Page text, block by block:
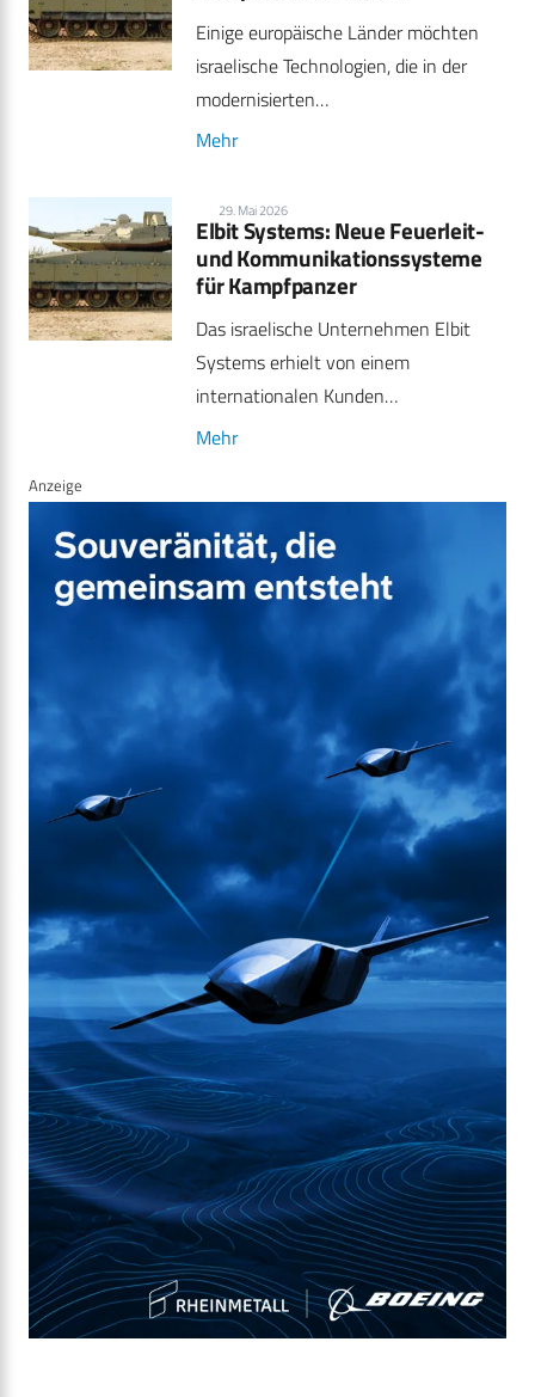
Einige europäische Länder möchten
israelische Technologien, die in der
modernisierten…
Mehr
29. Mai 2026
Elbit Systems: Neue Feuerleit-
und Kommunikationssysteme
für Kampfpanzer
Das israelische Unternehmen Elbit
Systems erhielt von einem
internationalen Kunden…
Mehr
Anzeige